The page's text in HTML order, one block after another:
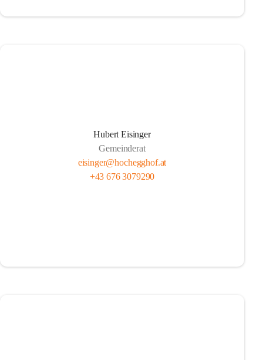
Hubert Eisinger
Gemeinderat
eisinger@hochegghof.at
+43 676 3079290